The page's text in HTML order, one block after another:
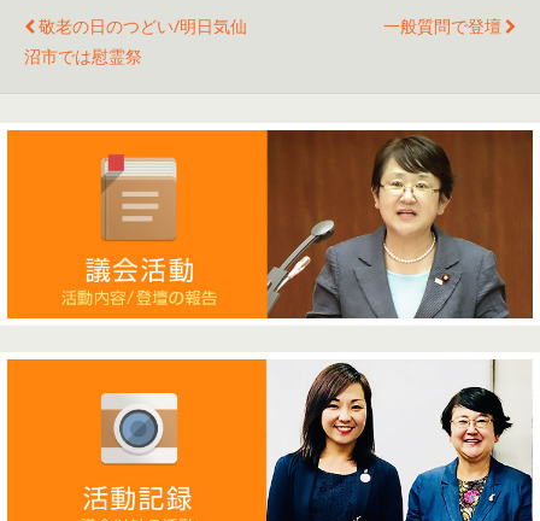
敬老の日のつどい/明日気仙
沼市では慰霊祭
一般質問で登壇